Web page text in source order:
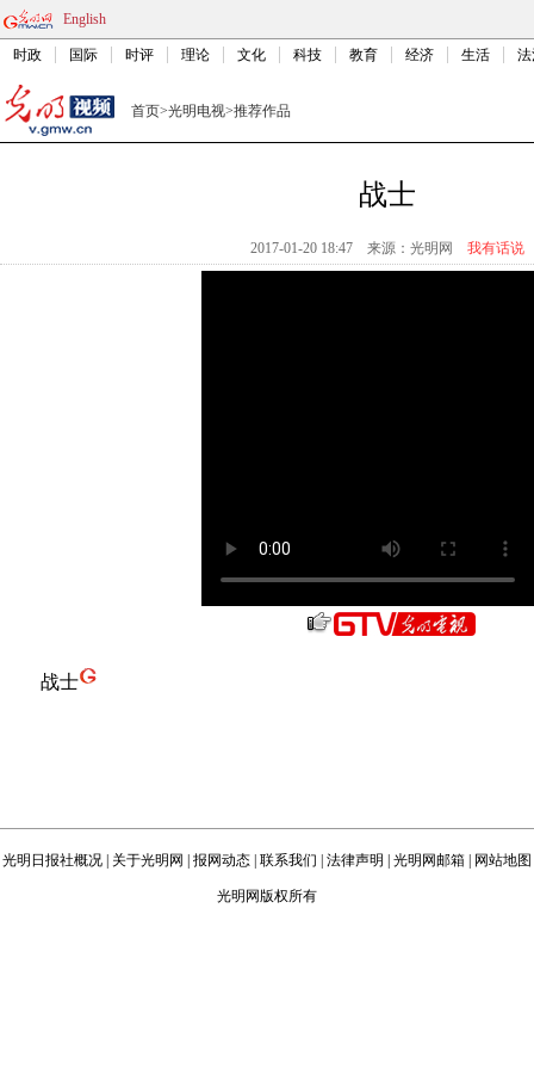
English
时政 国际 时评 理论 文化 科技 教育 经济 生活
首页>光明电视>推荐作品
战士
2017-01-20 18:47 来源： 光明网 我有话说
战士
光明日报社概况 关于光明网 报网动态 联系我们 法律声明 光明网邮箱 网站地图
光明网版权所有